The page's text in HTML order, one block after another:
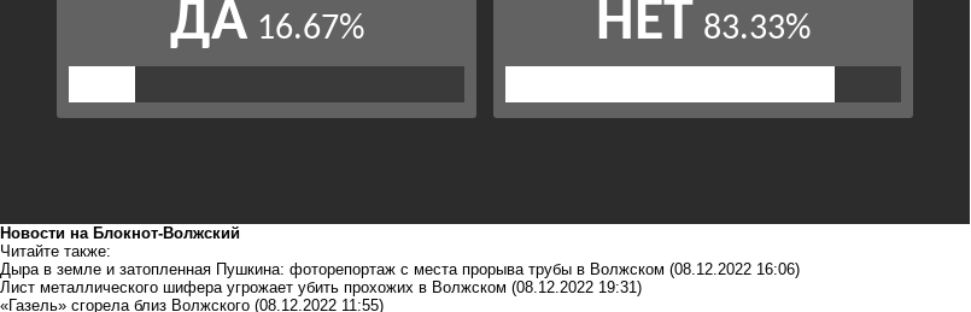
Новости на Блoкнoт-Волжский
Читайте также:
Дыра в земле и затопленная Пушкина: фоторепортаж с места прорыва трубы в Волжском (08.12.2022 16:06)
Лист металлического шифера угрожает убить прохожих в Волжском (08.12.2022 19:31)
«Газель» сгорела близ Волжского (08.12.2022 11:55)